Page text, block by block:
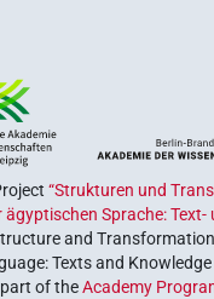
“Strukturen und
Sprache: Text-
and
Texts and
of theAcademy